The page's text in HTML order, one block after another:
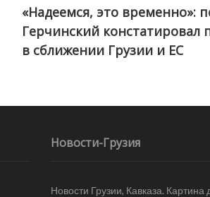
«Надеемся, это временно»:
Герчинский констатировал
в сближении Грузии и ЕС
Новости-Грузия
Новости Грузии, Кавказа. Картина